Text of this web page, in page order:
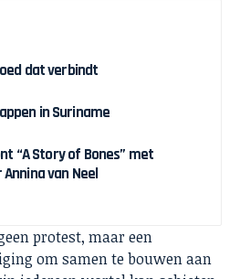
dat verbindt
in Suriname
“A Story of Bones” met
van Neel
protest, maar een
om samen te bouwen aan